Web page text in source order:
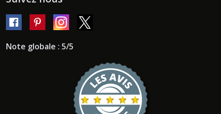
Note globale : 5/5